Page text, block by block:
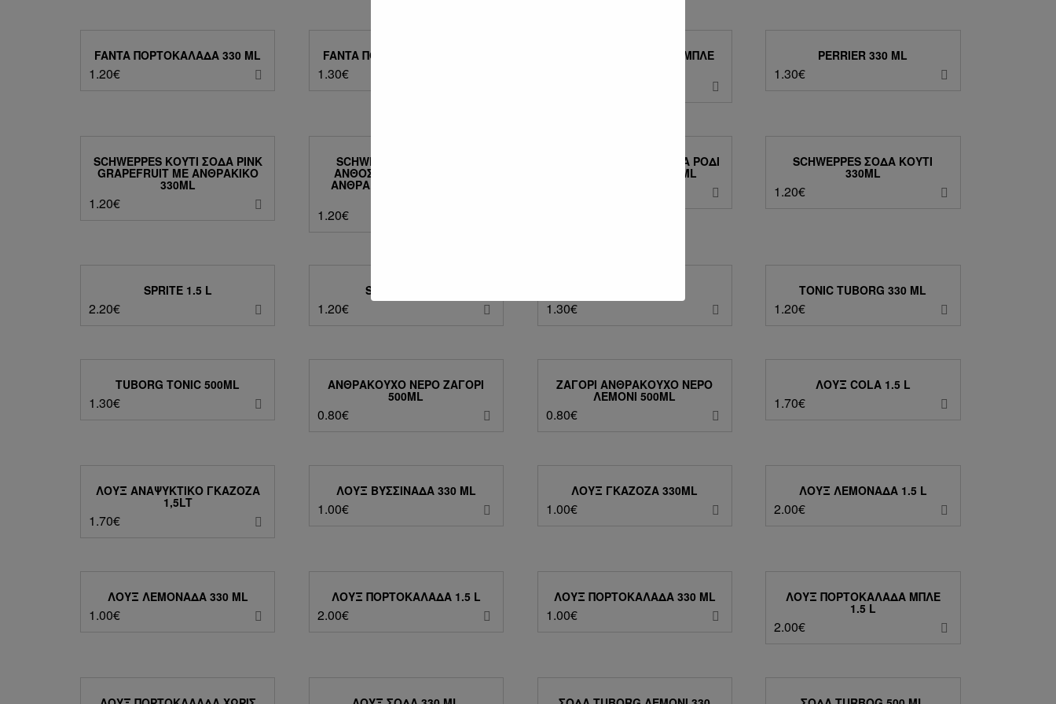
FANTA ΠΟΡΤΟΚΑΛΆΔΑ 330 ML
1.20€
FANTA ΠΟΡΤΟΚΑΛΆΔΑ 500 ML
1.30€
FANTA ΠΟΡΤΟΚΑΛΆΔΑ ΜΠΛΕ PERRIER 330 ML
1.30€
SCHWEPPES ΚΟΥΤΊ ΣΌΔΑ PINK
GRAPEFRUIT ΜΕ ΑΝΘΡΑΚΙΚΌ
330ML
1.20€
SCHWEPPES ΚΟΥΤΊ ΣΌΔΑ
ΆΝΘΟΣ ΠΟΡΤΟΚΑΛΙΟΎ ΜΕ
ΑΝΘΡΑΚΙΚΌ ΧΩΡΊΣ ΖΆΧΑΡΗ
1.20€
SCHWEPPES ΚΟΥΤΊ ΣΌΔΑ ΡΌΔΙ
ΜΕ ΑΝΘΡΑΚΙΚΌ 330ML
SCHWEPPES ΣΌΔΑ ΚΟΥΤΊ
330ML
1.20€
SPRITE 1.5 L
2.20€
SPRITE 330 ML
1.20€ 1.30€
TONIC TUBORG 330 ML
1.20€
TUBORG TONIC 500ML
1.30€
ΑΝΘΡΑΚΟΎΧΟ ΝΕΡΌ ΖΑΓΌΡΙ
500ML
0.80€
ΖΑΓΟΡΙ ΑΝΘΡΑΚΟΎΧΟ ΝΕΡΌ
ΛΕΜΌΝΙ 500ML
0.80€
ΛΟΥΞ COLA 1.5 L
1.70€
ΛΟΥΞ ΑΝΑΨΥΚΤΙΚΌ ΓΚΑΖΌΖΑ
1,5LT
1.70€
ΛΟΥΞ ΒΥΣΣΙΝΆΔΑ 330 ML
1.00€
ΛΟΥΞ ΓΚΑΖΟΖΑ 330ML
1.00€
ΛΟΥΞ ΛΕΜΟΝΆΔΑ 1.5 L
2.00€
ΛΟΥΞ ΛΕΜΟΝΆΔΑ 330 ML
1.00€
ΛΟΥΞ ΠΟΡΤΟΚΑΛΆΔΑ 1.5 L
2.00€
ΛΟΥΞ ΠΟΡΤΟΚΑΛΆΔΑ 330 ML
1.00€
ΛΟΥΞ ΠΟΡΤΟΚΑΛΆΔΑ ΜΠΛΕ
1.5 L
2.00€